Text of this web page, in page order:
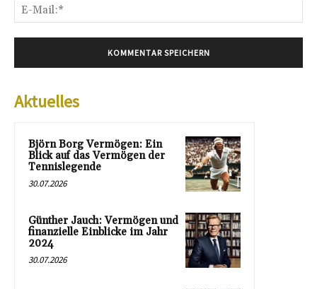
Aktuelles
Björn Borg Vermögen: Ein
Blick auf das Vermögen der
Tennislegende
30.07.2026
Günther Jauch: Vermögen und
finanzielle Einblicke im Jahr
2024
30.07.2026